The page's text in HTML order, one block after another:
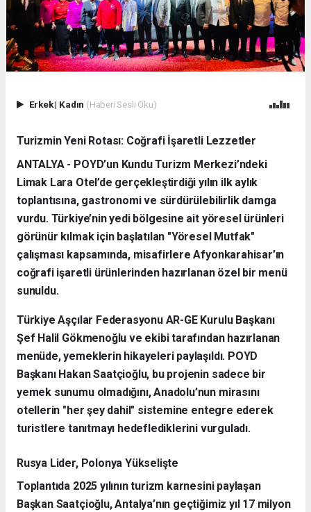
Erkek| Kadın (Haberi Sesli Oku)
Turizmin Yeni Rotası: Coğrafi İşaretli Lezzetler
ANTALYA - POYD’un Kundu Turizm Merkezi’ndeki
Limak Lara Otel’de gerçekleştirdiği yılın ilk aylık
toplantısına, gastronomi ve sürdürülebilirlik damga
vurdu. Türkiye’nin yedi bölgesine ait yöresel ürünleri
görünür kılmak için başlatılan "Yöresel Mutfak"
çalışması kapsamında, misafirlere Afyonkarahisar’ın
coğrafi işaretli ürünlerinden hazırlanan özel bir menü
sunuldu.
Türkiye Aşçılar Federasyonu AR-GE Kurulu Başkanı
Şef Halil Gökmenoğlu ve ekibi tarafından hazırlanan
menüde, yemeklerin hikayeleri paylaşıldı. POYD
Başkanı Hakan Saatçioğlu, bu projenin sadece bir
yemek sunumu olmadığını, Anadolu’nun mirasını
otellerin "her şey dahil" sistemine entegre ederek
turistlere tanıtmayı hedeflediklerini vurguladı.
Rusya Lider, Polonya Yükselişte
Toplantıda 2025 yılının turizm karnesini paylaşan
Başkan Saatçioğlu, Antalya’nın geçtiğimiz yıl 17 milyon